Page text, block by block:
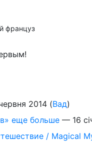
француз
2014 (Вад)
еще больше — 16
/ Magical